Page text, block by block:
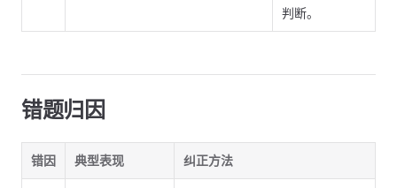
判断。
错题归因
错因 典型表现 纠正方法